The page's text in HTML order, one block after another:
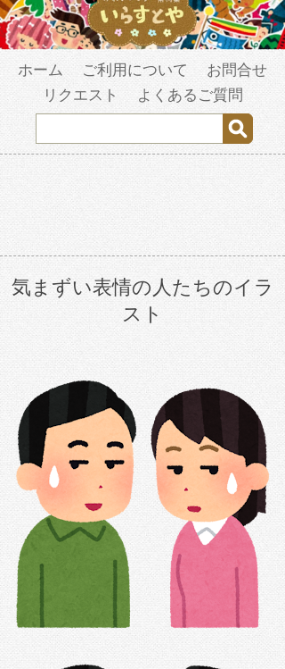
ホーム ご利用について
お問合せ
リクエスト
よくあるご質問
気まずい表情の人たちのイラ
スト